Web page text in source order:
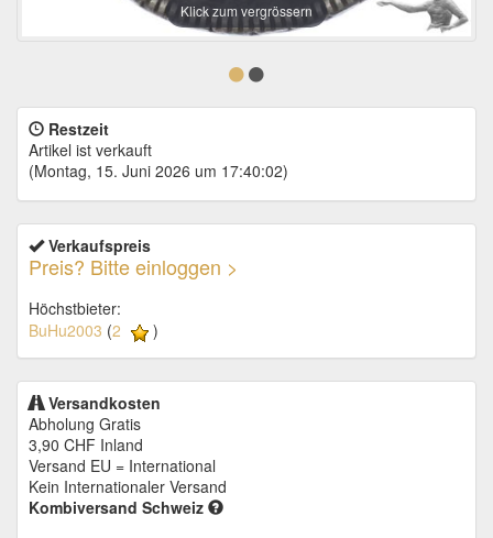
Klick zum vergrössern
Restzeit
Artikel ist verkauft
(Montag, 15. Juni 2026 um 17:40:02)
Verkaufspreis
Preis? Bitte einloggen >
Höchstbieter:
BuHu2003 (2 )
Versandkosten
Abholung Gratis
3,90 CHF Inland
Versand EU = International
Kein Internationaler Versand
Kombiversand Schweiz